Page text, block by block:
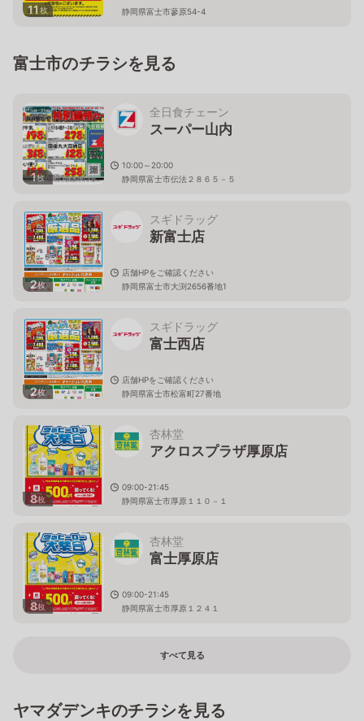
11枚 静岡県富士市蓼原54-4
富士市のチラシを見る
1枚
全日食チェーン
スーパー山内
10:00～20:00
静岡県富士市伝法２８６５－５
2枚
スギドラッグ
新富士店
店舗HPをご確認ください
静岡県富士市大渕2656番地1
2枚
スギドラッグ
富士西店
店舗HPをご確認ください
静岡県富士市松富町27番地
8枚
杏林堂
アクロスプラザ厚原店
09:00-21:45
静岡県富士市厚原１１０－１
8枚
杏林堂
富士厚原店
09:00-21:45
静岡県富士市厚原１２４１
すべて見る
ヤマダデンキのチラシを見る